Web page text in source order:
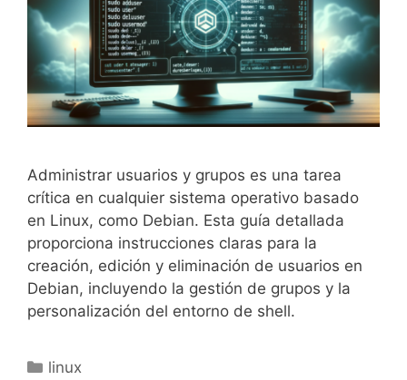
Administrar usuarios y grupos es una tarea
crítica en cualquier sistema operativo basado
en Linux, como Debian. Esta guía detallada
proporciona instrucciones claras para la
creación, edición y eliminación de usuarios en
Debian, incluyendo la gestión de grupos y la
personalización del entorno de shell.
Categorías
linux